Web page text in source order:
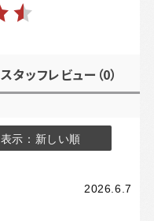
スタッフレビュー （0）
表示：新しい順
2026.6.7